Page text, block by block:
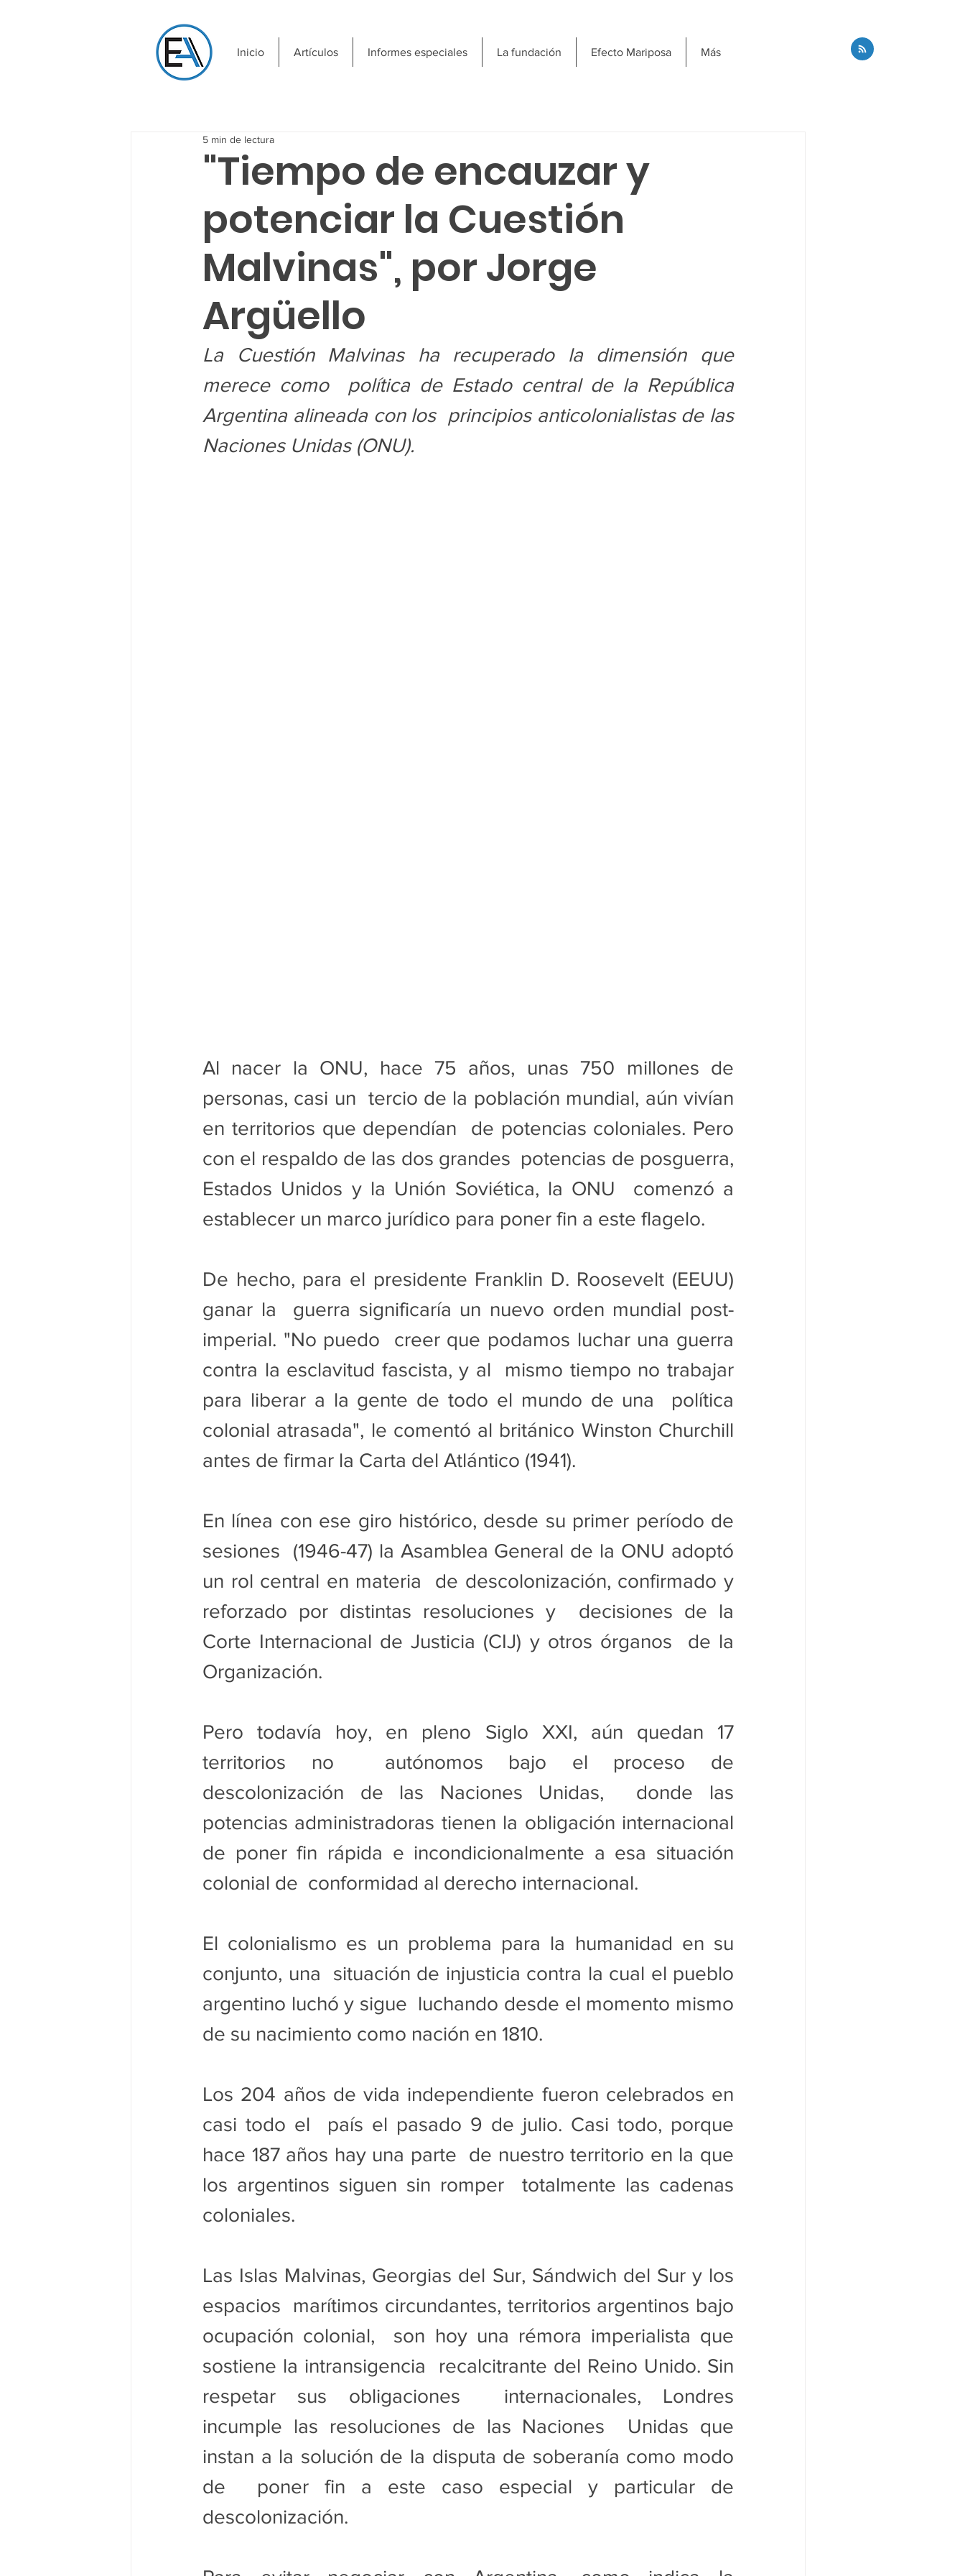
Inicio Artículos Informes especiales La fundación Efecto Mariposa Más
"Tiempo de encauzar y
potenciar la Cuestión
Malvinas", por Jorge
Argüello
5 min de lectura
La Cuestión Malvinas ha recuperado la dimensión que
merece como  política de Estado central de la República
Argentina alineada con los  principios anticolonialistas de las
Naciones Unidas (ONU).
Al nacer la ONU, hace 75 años, unas 750 millones de
personas, casi un  tercio de la población mundial, aún vivían
en territorios que dependían  de potencias coloniales. Pero
con el respaldo de las dos grandes  potencias de posguerra,
Estados Unidos y la Unión Soviética, la ONU  comenzó a
establecer un marco jurídico para poner fin a este flagelo.
De hecho, para el presidente Franklin D. Roosevelt (EEUU)
ganar la  guerra significaría un nuevo orden mundial post-
imperial. "No puedo  creer que podamos luchar una guerra
contra la esclavitud fascista, y al  mismo tiempo no trabajar
para liberar a la gente de todo el mundo de una  política
colonial atrasada", le comentó al británico Winston Churchill
antes de firmar la Carta del Atlántico (1941).
En línea con ese giro histórico, desde su primer período de
sesiones  (1946-47) la Asamblea General de la ONU adoptó
un rol central en materia  de descolonización, confirmado y
reforzado por distintas resoluciones y  decisiones de la
Corte Internacional de Justicia (CIJ) y otros órganos  de la
Organización.
Pero todavía hoy, en pleno Siglo XXI, aún quedan 17
territorios no  autónomos bajo el proceso de
descolonización de las Naciones Unidas,  donde las
potencias administradoras tienen la obligación internacional
de poner fin rápida e incondicionalmente a esa situación
colonial de  conformidad al derecho internacional.
El colonialismo es un problema para la humanidad en su
conjunto, una  situación de injusticia contra la cual el pueblo
argentino luchó y sigue  luchando desde el momento mismo
de su nacimiento como nación en 1810.
Los 204 años de vida independiente fueron celebrados en
casi todo el  país el pasado 9 de julio. Casi todo, porque
hace 187 años hay una parte  de nuestro territorio en la que
los argentinos siguen sin romper  totalmente las cadenas
coloniales.
Las Islas Malvinas, Georgias del Sur, Sándwich del Sur y los
espacios  marítimos circundantes, territorios argentinos bajo
ocupación colonial,  son hoy una rémora imperialista que
sostiene la intransigencia  recalcitrante del Reino Unido. Sin
respetar sus obligaciones  internacionales, Londres
incumple las resoluciones de las Naciones  Unidas que
instan a la solución de la disputa de soberanía como modo
de  poner fin a este caso especial y particular de
descolonización.